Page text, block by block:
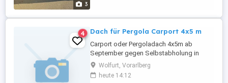
3
4 Dach für Pergola Carport 4x5 m
Carport oder Pergoladach 4x5m ab
September gegen Selbstabholung in
Wolfurt zu verschenken.
Wolfurt, Vorarlberg
heute 14:12